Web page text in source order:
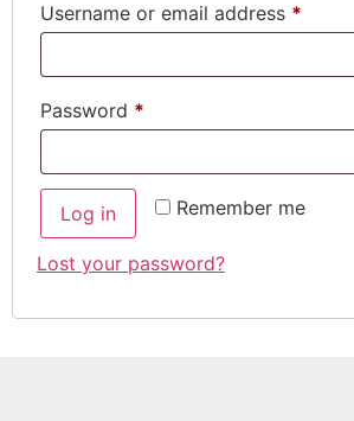
Username or email address *
Password *
Remember me
Log in
Lost your password?